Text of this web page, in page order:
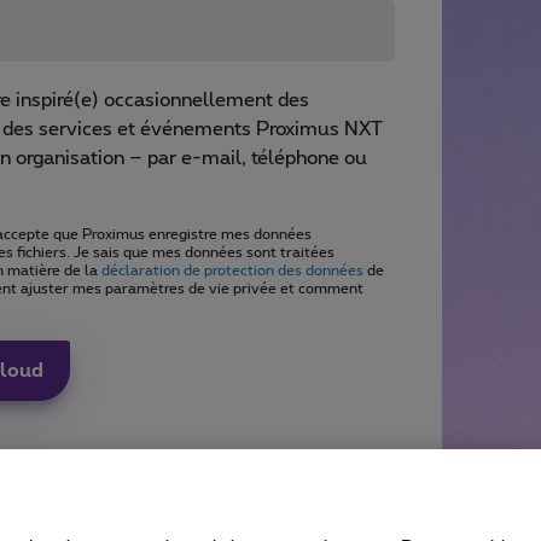
inspiré(e) occasionnellement des
services et événements Proximus NXT
organisation – par e-mail, téléphone ou
que Proximus enregistre mes données
fichiers. Je sais que mes données sont traitées
matière de la déclaration de protection des données de
ajuster mes paramètres de vie privée et comment